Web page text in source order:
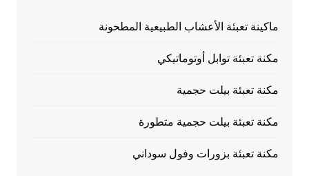
ماكينة تعبئة الأعشاب الطبيعية المطحونة
مكنة تعبئة توابل أوتوماتيكي
مكنة تعبئة بيلت حجمية
مكنة تعبئة بيلت حجمية متطورة
مكنة تعبئة بزورات وفول سوداني